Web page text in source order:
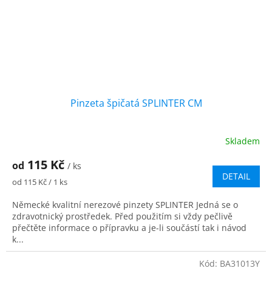
Pinzeta špičatá SPLINTER CM
Skladem
od 115 Kč / ks
Měrná
od 115 Kč / 1 ks DETAIL
Německé kvalitní nerezové pinzety SPLINTER Jedná se o
zdravotnický prostředek. Před použitím si vždy pečlivě
přečtěte informace o přípravku a je-li součástí tak i návod
k...
Kód: BA31013Y